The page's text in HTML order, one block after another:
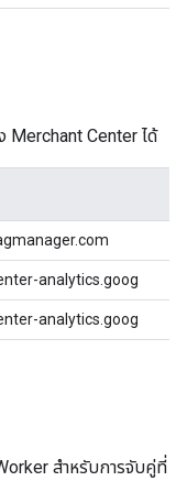
Merchant Center ได้
analytics.goog
analytics.goog
สําหรับการจับคู่ที่